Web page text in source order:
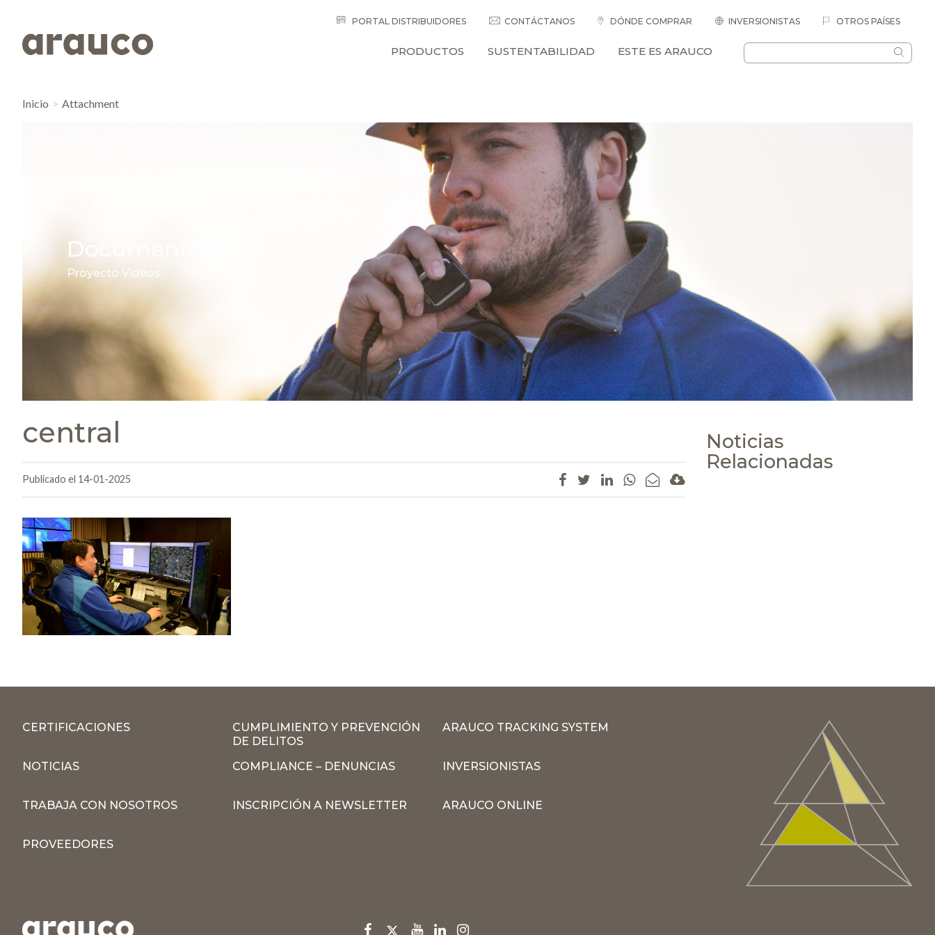
PORTAL DISTRIBUIDORES CONTÁCTANOS DÓNDE COMPRAR INVERSIONISTAS OTROS PAÍSES
PRODUCTOS SUSTENTABILIDAD ESTE ES ARAUCO
Inicio Attachment
Documentos
Proyecto Videos
central
Publicado el 14-01-2025
Noticias
Relacionadas
CERTIFICACIONES
CUMPLIMIENTO Y PREVENCIÓN
DE DELITOS
ARAUCO TRACKING SYSTEM
NOTICIAS COMPLIANCE – DENUNCIAS INVERSIONISTAS
TRABAJA CON NOSOTROS INSCRIPCIÓN A NEWSLETTER ARAUCO ONLINE
PROVEEDORES